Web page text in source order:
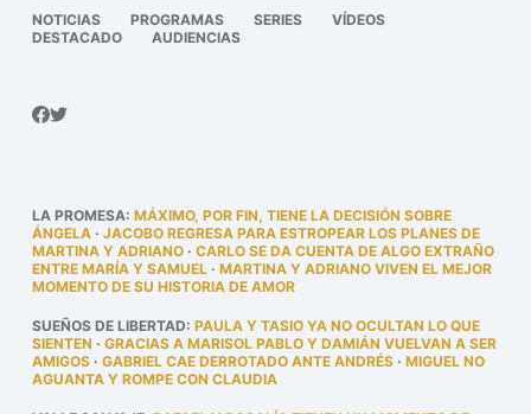
NOTICIAS PROGRAMAS SERIES
VÍDEOS
DESTACADO
AUDIENCIAS
LA PROMESA: MÁXIMO, POR FIN, TIENE LA DECISIÓN SOBRE
ÁNGELA· JACOBO REGRESA PARA ESTROPEAR LOS PLANES DE
MARTINA Y ADRIANO· CARLO SE DA CUENTA DE ALGO EXTRAÑO
ENTRE MARÍA Y SAMUEL· MARTINA Y ADRIANO VIVEN EL MEJOR
MOMENTO DE SU HISTORIA DE AMOR
SUEÑOS DE LIBERTAD: PAULA Y TASIO YA NO OCULTAN LO QUE
SIENTEN · GRACIAS A MARISOL PABLO Y DAMIÁN VUELVAN A SER
AMIGOS· GABRIEL CAE DERROTADO ANTE ANDRÉS· MIGUEL NO
AGUANTA Y ROMPE CON CLAUDIA